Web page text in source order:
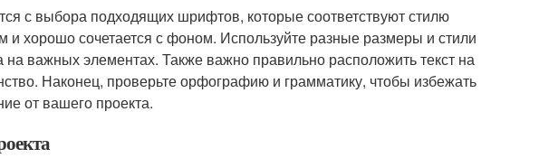
с выбора подходящих шрифтов, которые соответствуют стилю
и хорошо сочетается с фоном. Используйте разные размеры и стили
важных элементах. Также важно правильно расположить текст на
Наконец, проверьте орфографию и грамматику, чтобы избежать
от вашего проекта.